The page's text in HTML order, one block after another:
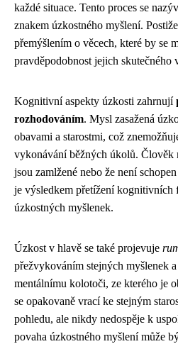
každé situace. Tento proces se
znakem úzkostného myšlení.
přemýšlením o věcech, které by se
pravděpodobnost jejich
Kognitivní aspekty úzkosti zahrnují
rozhodováním. Mysl zasažená
obavami a starostmi, což
vykonávání běžných úkolů. Člověk
jsou zamlžené nebo že není
je výsledkem přetížení kognitivních
úzkostných myšlenek.
Úzkost v hlavě se také projevuje
přežvykováním stejných myšlenek
mentálnímu kolotoči, ze kterého je
se opakovaně vrací ke stejným
pohledu, ale nikdy nedospěje k
povaha úzkostného myšlení může